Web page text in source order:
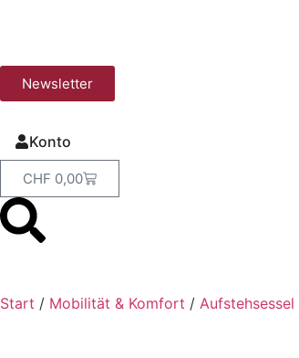
Newsletter
Konto
CHF 0,00
Start / Mobilität & Komfort / Aufstehsessel